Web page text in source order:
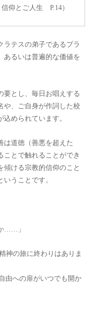
仰とご人生 P.14）
ラテスの弟子であるプラ
あるいは普遍的な価値を
要とし、毎日お唱えする
や、ご自身が作詞した校
められています。
は道徳（善悪を超えた
ことで触れることができ
傾ける宗教的信仰のこと
うことです。
……」
神の旅に終わりはありま
由への扉がいつでも開か